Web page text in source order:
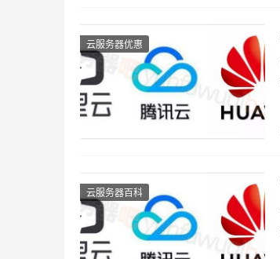
云服务器优惠
云服务器百科